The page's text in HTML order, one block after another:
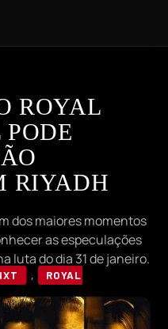
ROYAL
RIYADH
dos maiores momentos
as especulações
luta do dia 31 de janeiro.
,
ROYAL